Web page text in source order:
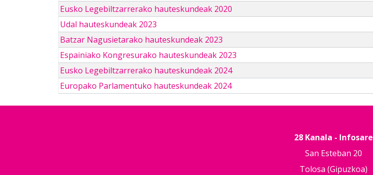
Eusko Legebiltzarrerako hauteskundeak 2020
Udal hauteskundeak 2023
Batzar Nagusietarako hauteskundeak 2023
Espainiako Kongresurako hauteskundeak 2023
Eusko Legebiltzarrerako hauteskundeak 2024
Europako Parlamentuko hauteskundeak 2024
28 Kanala - Infosare
San Esteban 20
Tolosa (Gipuzkoa)